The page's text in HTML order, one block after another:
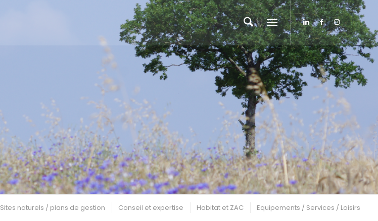
Sites naturels / plans de gestion Conseil et expertise Habitat et ZAC Equipements / Services / Loisirs